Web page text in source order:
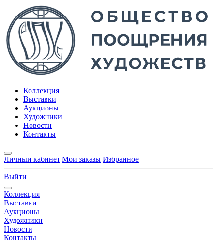
Коллекция
Выставки
Аукционы
Художники
Новости
Контакты
Личный кабинет Мои заказы Избранное
Выйти
Коллекция
Выставки
Аукционы
Художники
Новости
Контакты